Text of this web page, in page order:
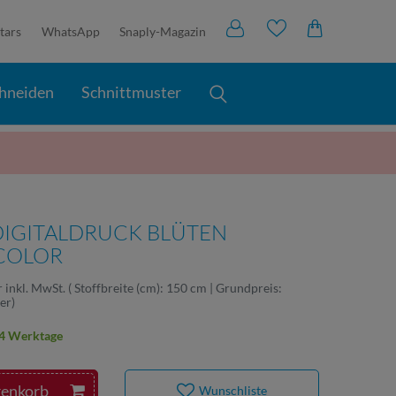
WhatsApp Snaply-Magazin
Schnittmuster
BLÜTEN
inkl. MwSt. ( Stoffbreite (cm): 150 cm | Grundpreis:
)
Werktage
Wunschliste